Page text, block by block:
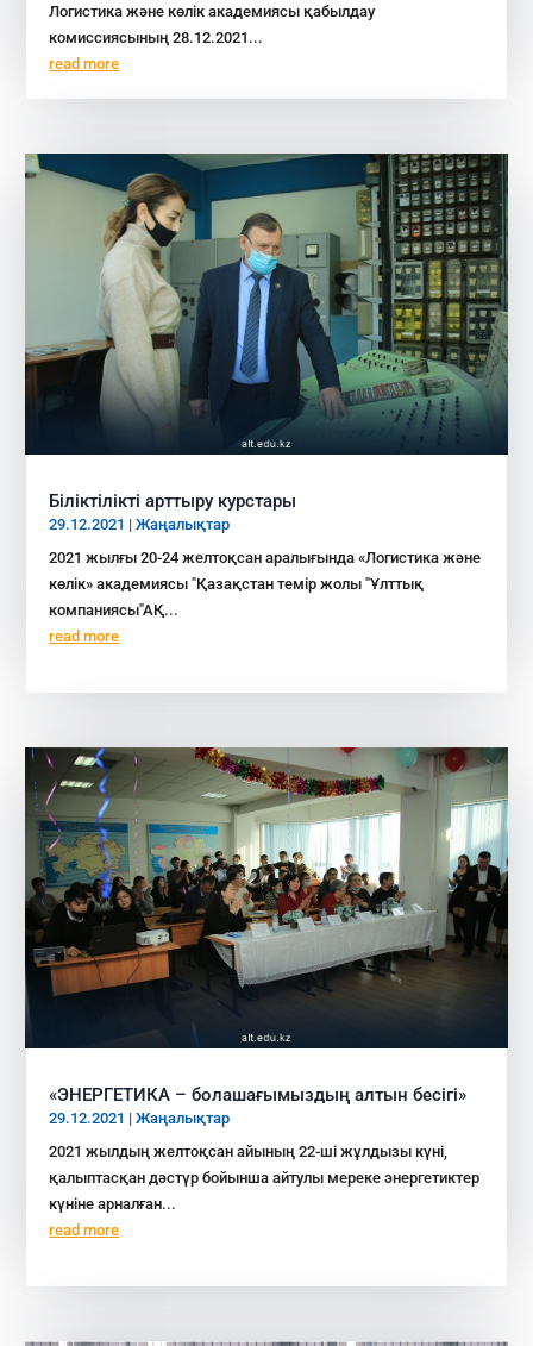
Логистика және көлік академиясы қабылдау
комиссиясының 28.12.2021...
read more
Біліктілікті арттыру курстары
29.12.2021 |Жаңалықтар
2021 жылғы 20-24 желтоқсан аралығында «Логистика және
көлік» академиясы "Қазақстан темір жолы "Ұлттық
компаниясы"АҚ...
read more
«ЭНЕРГЕТИКА – болашағымыздың алтын бесігі»
29.12.2021 |Жаңалықтар
2021 жылдың желтоқсан айының 22-ші жұлдызы күні,
қалыптасқан дәстүр бойынша айтулы мереке энергетиктер
күніне арналған...
read more